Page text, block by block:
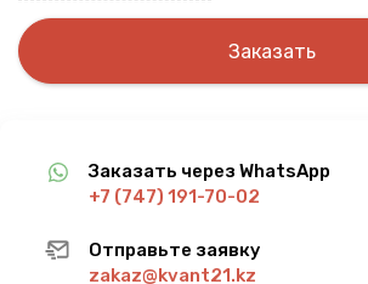
Заказать
Заказать через WhatsApp
+7 (747) 191-70-02
Отправьте заявку
zakaz@kvant21.kz